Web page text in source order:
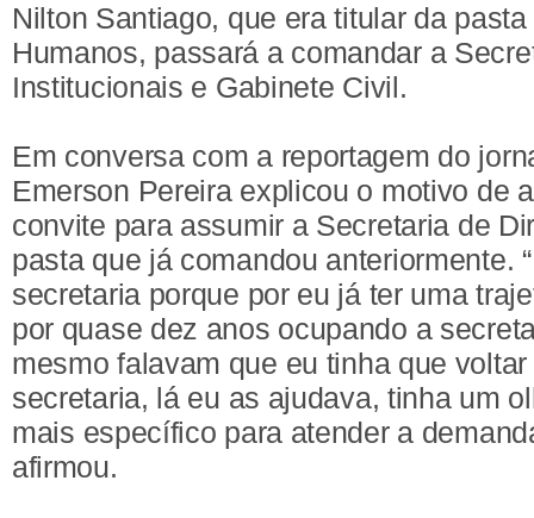
Nilton Santiago, que era titular da
Humanos, passará a comandar a
Institucionais e Gabinete Civil.
Em conversa com a reportagem do
Emerson Pereira explicou o motivo de
convite para assumir a Secretaria de
pasta que já comandou anteriormente.
secretaria porque por eu já ter uma
por quase dez anos ocupando a
mesmo falavam que eu tinha que
secretaria, lá eu as ajudava, tinha um
mais específico para atender a
afirmou.